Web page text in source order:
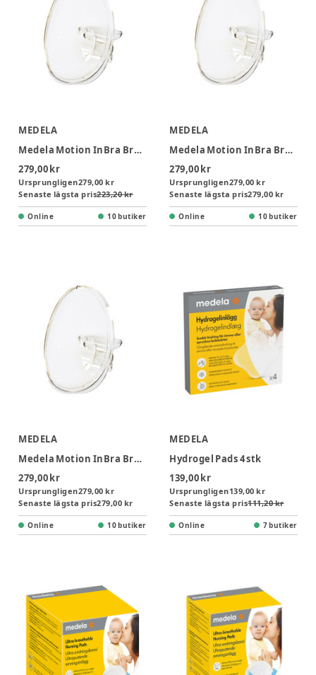
MEDELA
Medela Motion InBra Brösttrattar 24 mm, 2-pack
279,00 kr
Ursprungligen279,00 kr
Senaste lägsta pris223,20 kr
Online 10 butiker
MEDELA
Medela Motion InBra Brösttrattar 21 mm, 2-pack
279,00 kr
Ursprungligen279,00 kr
Senaste lägsta pris279,00 kr
Online 10 butiker
MEDELA
Medela Motion InBra Brösttrattar 18 mm, 2-pack
279,00 kr
Ursprungligen279,00 kr
Senaste lägsta pris279,00 kr
Online 10 butiker
MEDELA
Hydrogel Pads 4 stk
139,00 kr
Ursprungligen139,00 kr
Senaste lägsta pris111,20 kr
Online 7 butiker